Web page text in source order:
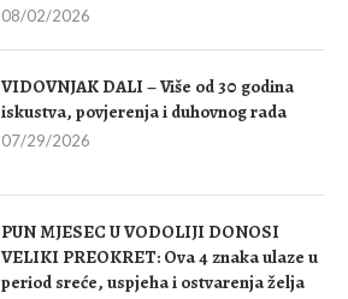
08/02/2026
VIDOVNJAK DALI – Više od 30 godina
iskustva, povjerenja i duhovnog rada
07/29/2026
PUN MJESEC U VODOLIJI DONOSI
VELIKI PREOKRET: Ova 4 znaka ulaze u
period sreće, uspjeha i ostvarenja želja